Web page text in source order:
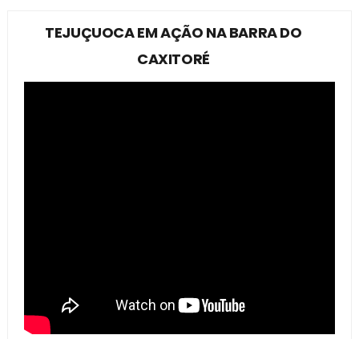
TEJUÇUOCA EM AÇÃO NA BARRA DO
CAXITORÉ